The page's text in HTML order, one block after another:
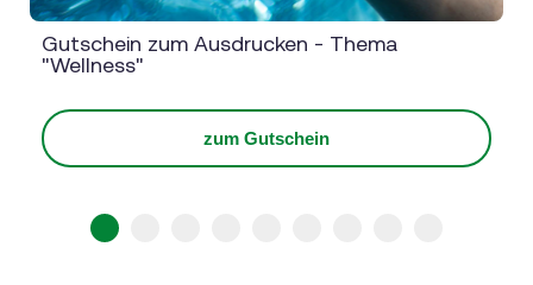
Gutschein zum Ausdrucken - Thema
"Wellness"
zum Gutschein